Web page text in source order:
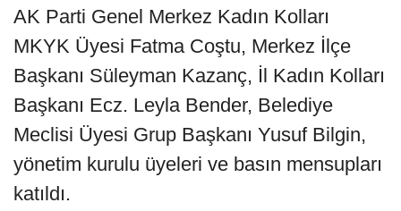
AK Parti Genel Merkez Kadın Kolları
MKYK Üyesi Fatma Coştu, Merkez İlçe
Başkanı Süleyman Kazanç, İl Kadın Kolları
Başkanı Ecz. Leyla Bender, Belediye
Meclisi Üyesi Grup Başkanı Yusuf Bilgin,
yönetim kurulu üyeleri ve basın mensupları
katıldı.